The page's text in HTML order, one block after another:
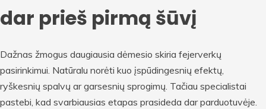
dar prieš pirmą šūvį
Dažnas žmogus daugiausia dėmesio skiria fejerverkų
pasirinkimui. Natūralu norėti kuo įspūdingesnių efektų,
ryškesnių spalvų ar garsesnių sprogimų. Tačiau specialistai
pastebi, kad svarbiausias etapas prasideda dar parduotuvėje.